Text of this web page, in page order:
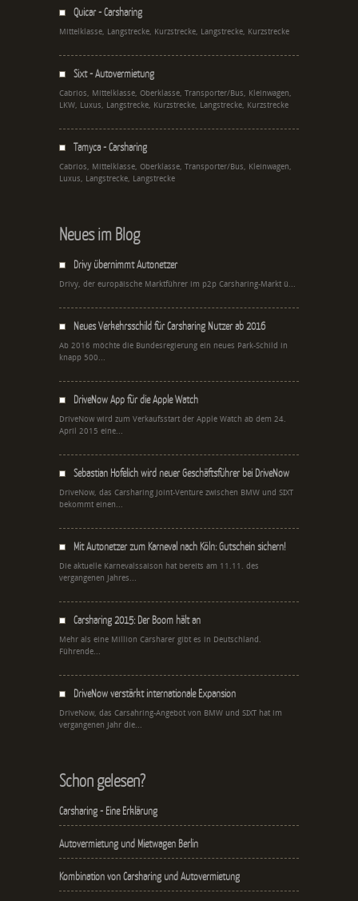
Quicar - Carsharing
Mittelklasse, Langstrecke, Kurzstrecke, Langstrecke, Kurzstrecke
Sixt - Autovermietung
Cabrios, Mittelklasse, Oberklasse, Transporter/Bus, Kleinwagen,
LKW, Luxus, Langstrecke, Kurzstrecke, Langstrecke, Kurzstrecke
Tamyca - Carsharing
Cabrios, Mittelklasse, Oberklasse, Transporter/Bus, Kleinwagen,
Luxus, Langstrecke, Langstrecke
Neues im Blog
Drivy übernimmt Autonetzer
Drivy, der europäische Marktführer im p2p Carsharing-Markt ü...
Neues Verkehrsschild für Carsharing Nutzer ab 2016
Ab 2016 möchte die Bundesregierung ein neues Park-Schild in
knapp 500...
DriveNow App für die Apple Watch
DriveNow wird zum Verkaufsstart der Apple Watch ab dem 24.
April 2015 eine...
Sebastian Hofelich wird neuer Geschäftsführer bei DriveNow
DriveNow, das Carsharing Joint-Venture zwischen BMW und SIXT
bekommt einen...
Mit Autonetzer zum Karneval nach Köln: Gutschein sichern!
Die aktuelle Karnevalssaison hat bereits am 11.11. des
vergangenen Jahres...
Carsharing 2015: Der Boom hält an
Mehr als eine Million Carsharer gibt es in Deutschland.
Führende...
DriveNow verstärkt internationale Expansion
DriveNow, das Carsahring-Angebot von BMW und SIXT hat im
vergangenen Jahr die...
Schon gelesen?
Carsharing - Eine Erklärung
Autovermietung und Mietwagen Berlin
Kombination von Carsharing und Autovermietung